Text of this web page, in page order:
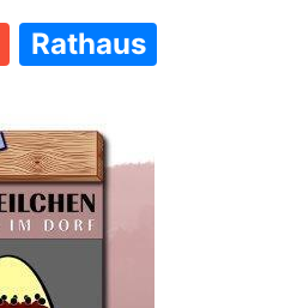
Rathaus